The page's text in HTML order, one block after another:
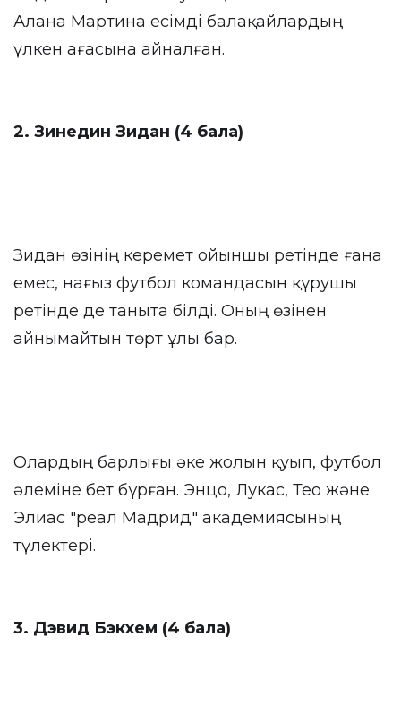
Алана Мартина есімді балақайлардың
үлкен ағасына айналған.
2. Зинедин Зидан (4 бала)
Зидан өзінің керемет ойыншы ретінде ғана
емес, нағыз футбол командасын құрушы
ретінде де таныта білді. Оның өзінен
айнымайтын төрт ұлы бар.
Олардың барлығы әке жолын қуып, футбол
әлеміне бет бұрған. Энцо, Лукас, Тео және
Элиас "реал Мадрид" академиясының
түлектері.
3. Дэвид Бэкхем (4 бала)